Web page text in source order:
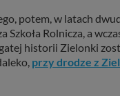
potem, w latach
Rolnicza, a
historii Zielonki
przy drodze z